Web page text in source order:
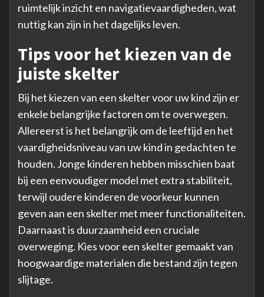
ruimtelijk inzicht en navigatievaardigheden, wat
nuttig kan zijn in het dagelijks leven.
Tips voor het kiezen van de
juiste skelter
Bij het kiezen van een skelter voor uw kind zijn er
enkele belangrijke factoren om te overwegen.
Allereerst is het belangrijk om de leeftijd en het
vaardigheidsniveau van uw kind in gedachten te
houden. Jonge kinderen hebben misschien baat
bij een eenvoudiger model met extra stabiliteit,
terwijl oudere kinderen de voorkeur kunnen
geven aan een skelter met meer functionaliteiten.
Daarnaast is duurzaamheid een cruciale
overweging. Kies voor een skelter gemaakt van
hoogwaardige materialen die bestand zijn tegen
slijtage.